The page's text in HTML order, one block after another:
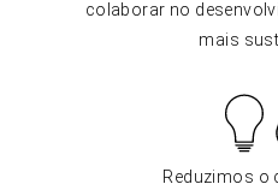
colaborar no
mais
Reduzimos o